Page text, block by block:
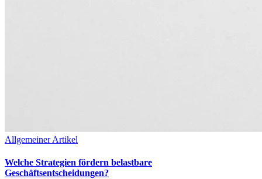
Allgemeiner Artikel
Welche Strategien fördern belastbare
Geschäftsentscheidungen?